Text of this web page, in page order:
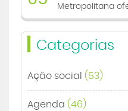
Metropolitana
Categorias
Ação social (53)
Agenda (46)